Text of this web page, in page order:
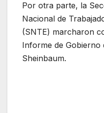
Por otra parte, la
Nacional de
(SNTE) marcharon
Informe de Gobierno
Sheinbaum.